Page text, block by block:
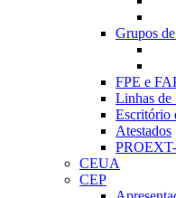
Grupos
FPE e
Linhas de
Escritório
Atestados
CEUA
CEP